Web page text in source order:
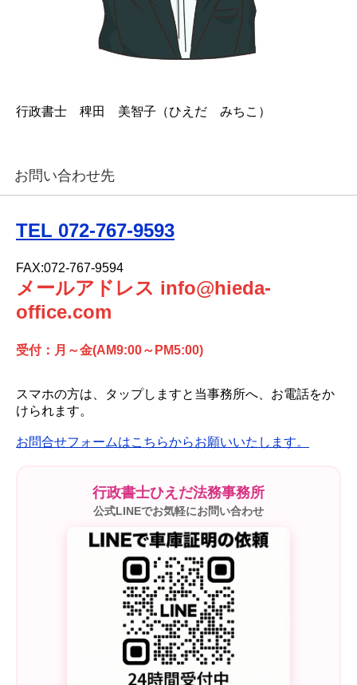
行政書士 稗田 美智子（ひえだ みちこ）
お問い合わせ先
TEL 072-767-9593
FAX:072-767-9594
メールアドレス info@hieda-
office.com
受付：月～金(AM9:00～PM5:00)
スマホの方は、タップしますと当事務所へ、お電話をか
けられます。
お問合せフォームはこちらからお願いいたします。
行政書士ひえだ法務事務所
公式LINEでお気軽にお問い合わせ